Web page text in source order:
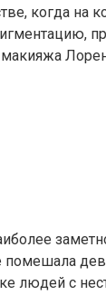
когда
людей с